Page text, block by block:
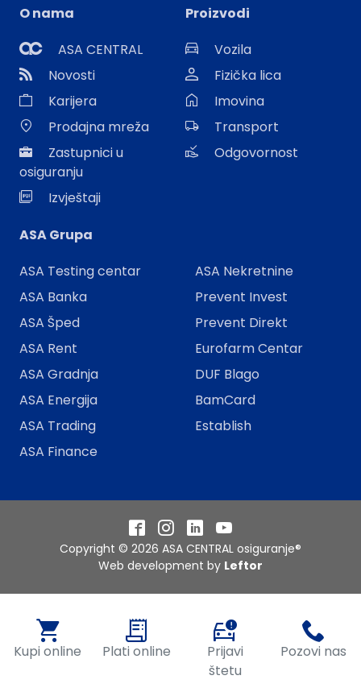
O nama
ASA CENTRAL
Novosti
Karijera
Prodajna mreža
Zastupnici u
osiguranju
Izvještaji
Proizvodi
Vozila
Fizička lica
Imovina
Transport
Odgovornost
ASA Grupa
ASA Testing centar
ASA Banka
ASA Šped
ASA Rent
ASA Gradnja
ASA Energija
ASA Trading
ASA Finance
ASA Nekretnine
Prevent Invest
Prevent Direkt
Eurofarm Centar
DUF Blago
BamCard
Establish
FacebookInstagram
LinkedInYouTube
Copyright © 2026 ASA CENTRAL osiguranje®
Web development by Leftor
Kupi online Plati online
Prijavi
štetu
Pozovi nas